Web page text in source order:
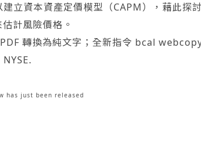
建立資本資產定價模型（CAPM），藉此
計風險價格。
轉換為純文字；全新指令 bcal
has just been released